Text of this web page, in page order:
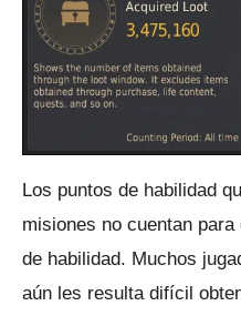
Los puntos de habilidad
misiones no cuentan
de habilidad. Muchos
aún les resulta difícil